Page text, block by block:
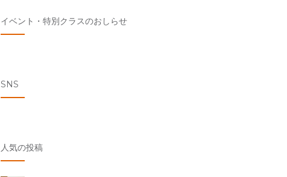
イベント・特別クラスのおしらせ
SNS
人気の投稿